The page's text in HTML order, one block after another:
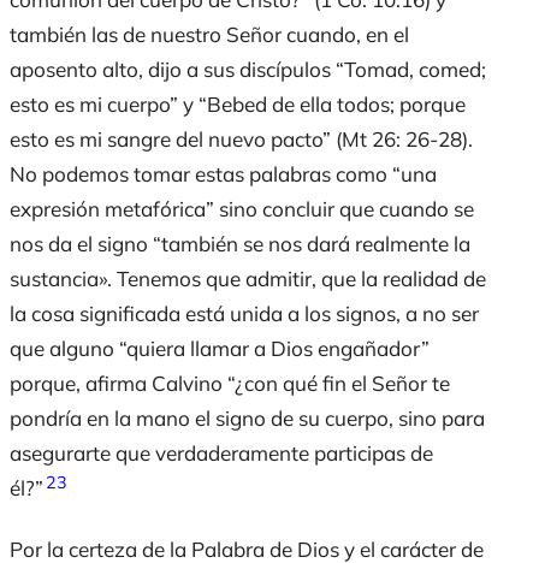
también las de nuestro Señor cuando, en el
aposento alto, dijo a sus discípulos “Tomad, comed;
esto es mi cuerpo” y “Bebed de ella todos; porque
esto es mi sangre del nuevo pacto” (Mt 26: 26-28).
No podemos tomar estas palabras como “una
expresión metafórica” sino concluir que cuando se
nos da el signo “también se nos dará realmente la
sustancia». Tenemos que admitir, que la realidad de
la cosa significada está unida a los signos, a no ser
que alguno “quiera llamar a Dios engañador”
porque, afirma Calvino “¿con qué fin el Señor te
pondría en la mano el signo de su cuerpo, sino para
asegurarte que verdaderamente participas de
él?” 23
Por la certeza de la Palabra de Dios y el carácter de